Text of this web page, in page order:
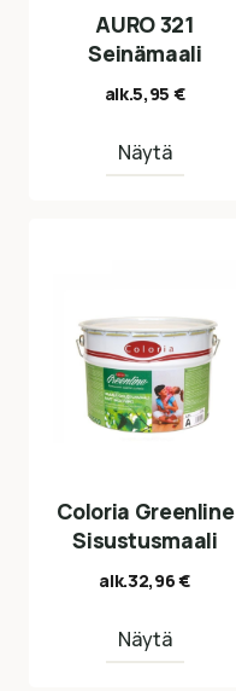
AURO 321
Seinämaali
alk.5,95 €
Näytä
Coloria Greenline
Sisustusmaali
alk.32,96€
Näytä